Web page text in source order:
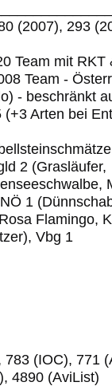
(2007), 293
Team mit RKT
Team -
- beschränkt
(+3 Arten bei
2 (Grasläufer,
1
Flamingo,
Vbg 1
783 (IOC), 771
4890 (AviList)